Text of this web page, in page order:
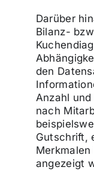
Darüber
Bilanz-
den
Anzahl
nach
Gutschrift,
angezeigt